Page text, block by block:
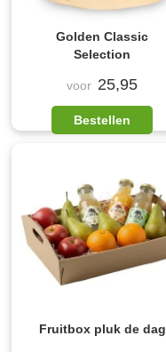
Golden Classic
Selection
voor 25,95
Bestellen
Fruitbox pluk de dag